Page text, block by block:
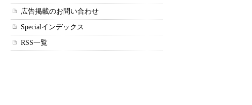
広告掲載のお問い合わせ
Specialインデックス
RSS一覧